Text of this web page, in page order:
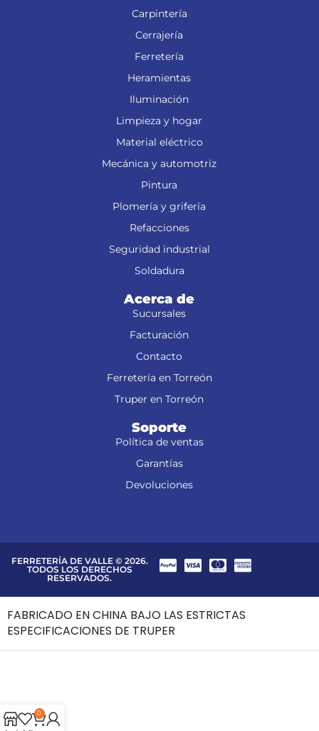
Carpintería
Cerrajería
Ferretería
Heramientas
Iluminación
Limpieza y hogar
Material eléctrico
Mecánica y automotriz
Pintura
Plomería y grifería
Refacciones
Seguridad industrial
Soldadura
Acerca de
Sucursales
Facturación
Contacto
Ferretería en Torreón
Truper en Torreón
Soporte
Política de ventas
Garantías
Devoluciones
FERRETERÍA DE VALLE © 2026.
TODOS LOS DERECHOS
RESERVADOS.
0
FABRICADO EN CHINA BAJO LAS ESTRICTAS
ESPECIFICACIONES DE TRUPER